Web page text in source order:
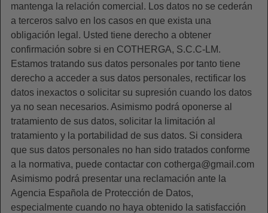
mantenga la relación comercial. Los datos no se cederán
a terceros salvo en los casos en que exista una
obligación legal. Usted tiene derecho a obtener
confirmación sobre si en COTHERGA, S.C.C-LM.
Estamos tratando sus datos personales por tanto tiene
derecho a acceder a sus datos personales, rectificar los
datos inexactos o solicitar su supresión cuando los datos
ya no sean necesarios. Asimismo podrá oponerse al
tratamiento de sus datos, solicitar la limitación al
tratamiento y la portabilidad de sus datos. Si considera
que sus datos personales no han sido tratados conforme
a la normativa, puede contactar con cotherga@gmail.com
Asimismo podrá presentar una reclamación ante la
Agencia Española de Protección de Datos,
especialmente cuando no haya obtenido la satisfacción